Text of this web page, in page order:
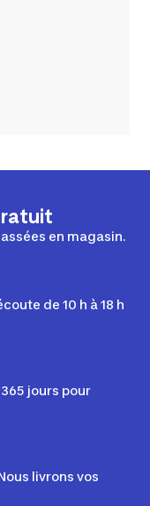
en magasin.
de 10 h à 18 h
jours pour
livrons vos